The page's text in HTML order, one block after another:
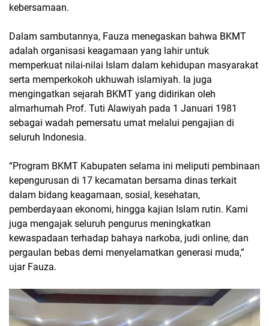
kebersamaan.
Dalam sambutannya, Fauza menegaskan bahwa BKMT
adalah organisasi keagamaan yang lahir untuk
memperkuat nilai-nilai Islam dalam kehidupan masyarakat
serta memperkokoh ukhuwah islamiyah. Ia juga
mengingatkan sejarah BKMT yang didirikan oleh
almarhumah Prof. Tuti Alawiyah pada 1 Januari 1981
sebagai wadah pemersatu umat melalui pengajian di
seluruh Indonesia.
“Program BKMT Kabupaten selama ini meliputi pembinaan
kepengurusan di 17 kecamatan bersama dinas terkait
dalam bidang keagamaan, sosial, kesehatan,
pemberdayaan ekonomi, hingga kajian Islam rutin. Kami
juga mengajak seluruh pengurus meningkatkan
kewaspadaan terhadap bahaya narkoba, judi online, dan
pergaulan bebas demi menyelamatkan generasi muda,”
ujar Fauza.